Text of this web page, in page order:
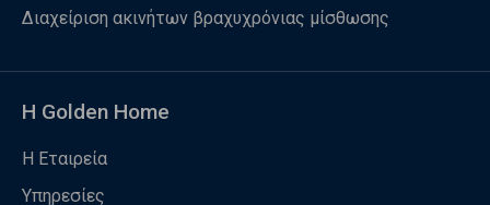
Διαχείριση ακινήτων βραχυχρόνιας μίσθωσης
Η Golden Home
Η Εταιρεία
Υπηρεσίες